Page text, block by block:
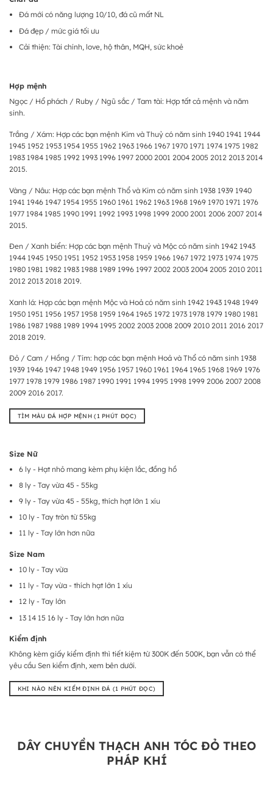
Đá mới có năng lượng 10/10, đá cũ mất NL
Đá đẹp / mức giá tối ưu
Cải thiện: Tài chính, love, hộ thân, MQH, sức khoẻ
Hợp mệnh
Ngọc / Hổ phách / Ruby / Ngũ sắc / Tam tài: Hợp tất cả mệnh và năm
sinh.
Trắng / Xám: Hợp các bạn mệnh Kim và Thuỷ có năm sinh 1940 1941 1944
1945 1952 1953 1954 1955 1962 1963 1966 1967 1970 1971 1974 1975 1982
1983 1984 1985 1992 1993 1996 1997 2000 2001 2004 2005 2012 2013 2014
2015.
Vàng / Nâu: Hợp các bạn mệnh Thổ và Kim có năm sinh 1938 1939 1940
1941 1946 1947 1954 1955 1960 1961 1962 1963 1968 1969 1970 1971 1976
1977 1984 1985 1990 1991 1992 1993 1998 1999 2000 2001 2006 2007 2014
2015.
Đen / Xanh biển: Hợp các bạn mệnh Thuỷ và Mộc có năm sinh 1942 1943
1944 1945 1950 1951 1952 1953 1958 1959 1966 1967 1972 1973 1974 1975
1980 1981 1982 1983 1988 1989 1996 1997 2002 2003 2004 2005 2010 2011
2012 2013 2018 2019.
Xanh lá: Hợp các bạn mệnh Mộc và Hoả có năm sinh 1942 1943 1948 1949
1950 1951 1956 1957 1958 1959 1964 1965 1972 1973 1978 1979 1980 1981
1986 1987 1988 1989 1994 1995 2002 2003 2008 2009 2010 2011 2016 2017
2018 2019.
Đỏ / Cam / Hồng / Tím: hợp các bạn mệnh Hoả và Thổ có năm sinh 1938
1939 1946 1947 1948 1949 1956 1957 1960 1961 1964 1965 1968 1969 1976
1977 1978 1979 1986 1987 1990 1991 1994 1995 1998 1999 2006 2007 2008
2009 2016 2017.
TÌM MÀU ĐÁ HỢP MỆNH (1 PHÚT ĐỌC)
Size Nữ
6 ly - Hạt nhỏ mang kèm phụ kiện lắc, đồng hồ
8 ly - Tay vừa 45 - 55kg
9 ly - Tay vừa 45 - 55kg, thích hạt lớn 1 xíu
10 ly - Tay tròn từ 55kg
11 ly - Tay lớn hơn nữa
Size Nam
10 ly - Tay vừa
11 ly - Tay vừa - thích hạt lớn 1 xíu
12 ly - Tay lớn
13 14 15 16 ly - Tay lớn hơn nữa
Kiểm định
Không kèm giấy kiểm định thì tiết kiệm từ 300K đến 500K, bạn vẫn có thể
yêu cầu Sen kiểm định, xem bên dưới.
KHI NÀO NÊN KIỂM ĐỊNH ĐÁ (1 PHÚT ĐỌC)
DÂY CHUYỀN THẠCH ANH TÓC ĐỎ THEO
PHÁP KHÍ